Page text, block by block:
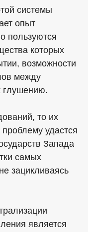
системы
опыт
пользуются
которых
возможности
между
глушению.
то их
проблему удастся
Запада
самых
зацикливаясь
является